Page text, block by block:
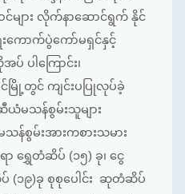
များ လိုက်နာဆောင်ရွက် နိုင်
ကောက်ပွဲကော်မရှင်နှင့်
ပါကြောင်း၊
င်မြို့တွင် ကျင်းပပြုလုပ်ခဲ့
မသန်စွမ်းသူများ
သန်စွမ်းအားကစားသမား
ာ ရွှေတံဆိပ် (၁၅) ခု၊ ငွေ
(၁၉)ခု စုစုပေါင်း ဆုတံဆိပ်